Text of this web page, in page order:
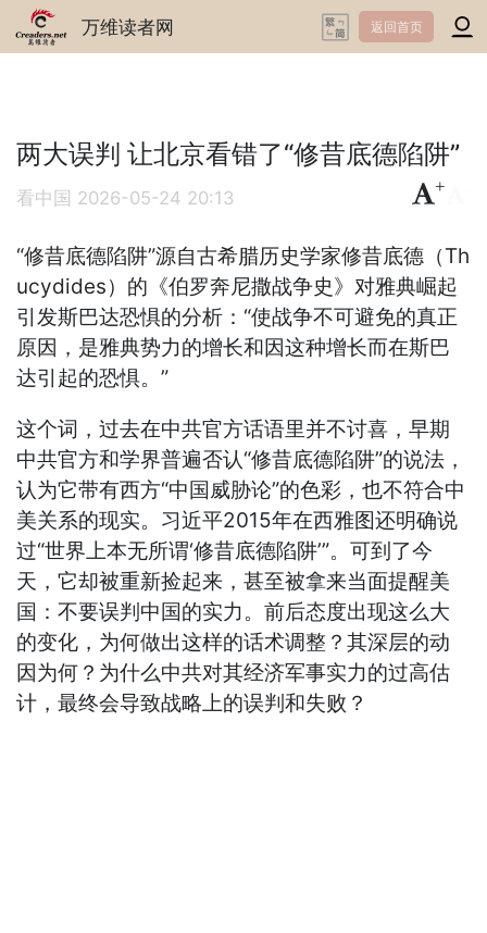
万维读者网 返回首页
两大误判 让北京看错了“修昔底德陷阱”
看中国 2026-05-24 20:13
+
“修昔底德陷阱”源自古希腊历史学家修昔底德（Th
ucydides）的《伯罗奔尼撒战争史》对雅典崛起
引发斯巴达恐惧的分析：“使战争不可避免的真正
原因，是雅典势力的增长和因这种增长而在斯巴
达引起的恐惧。”
这个词，过去在中共官方话语里并不讨喜，早期
中共官方和学界普遍否认“修昔底德陷阱”的说法，
认为它带有西方“中国威胁论”的色彩，也不符合中
美关系的现实。习近平2015年在西雅图还明确说
过“世界上本无所谓‘修昔底德陷阱’”。可到了今
天，它却被重新捡起来，甚至被拿来当面提醒美
国：不要误判中国的实力。前后态度出现这么大
的变化，为何做出这样的话术调整？其深层的动
因为何？为什么中共对其经济军事实力的过高估
计，最终会导致战略上的误判和失败？